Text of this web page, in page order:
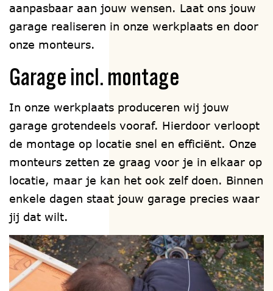
aanpasbaar aan jouw wensen. Laat ons jouw
garage realiseren in onze werkplaats en door
onze monteurs.
Garage incl. montage
In onze werkplaats produceren wij jouw
garage grotendeels vooraf. Hierdoor verloopt
de montage op locatie snel en efficiënt. Onze
monteurs zetten ze graag voor je in elkaar op
locatie, maar je kan het ook zelf doen. Binnen
enkele dagen staat jouw garage precies waar
jij dat wilt.